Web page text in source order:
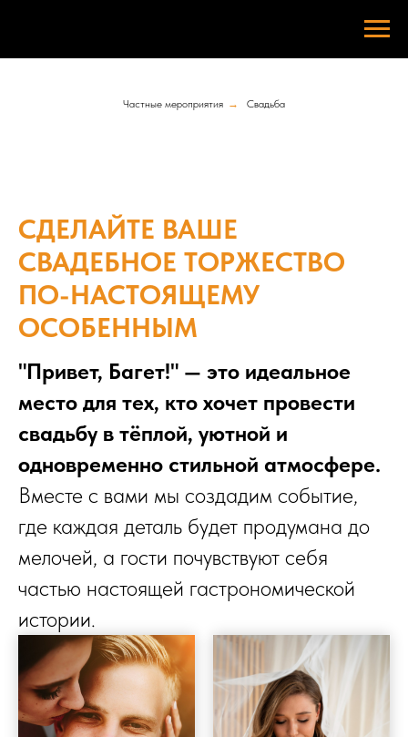
Частные мероприятия → Свадьба
СДЕЛАЙТЕ ВАШЕ
СВАДЕБНОЕ ТОРЖЕСТВО
ПО-НАСТОЯЩЕМУ
ОСОБЕННЫМ
"Привет, Багет!" — это идеальное
место для тех, кто хочет провести
свадьбу в тёплой, уютной и
одновременно стильной атмосфере.
Вместе с вами мы создадим событие,
где каждая деталь будет продумана до
мелочей, а гости почувствуют себя
частью настоящей гастрономической
истории.